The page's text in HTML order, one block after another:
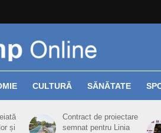
CULTURĂ SĂNĂTATE
și
Contract de proiectare
semnat pentru Linia